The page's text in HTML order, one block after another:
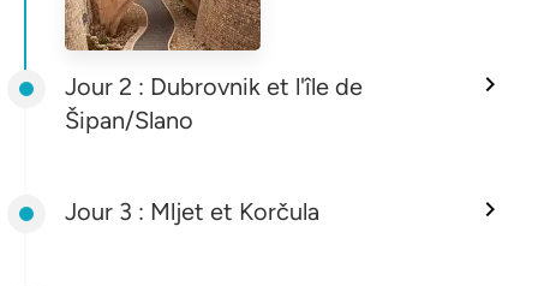
Jour 2 : Dubrovnik et l'île de
Šipan/Slano
Jour 3 : Mljet et Korčula